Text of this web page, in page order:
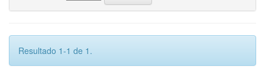
Resultado 1-1 de 1.